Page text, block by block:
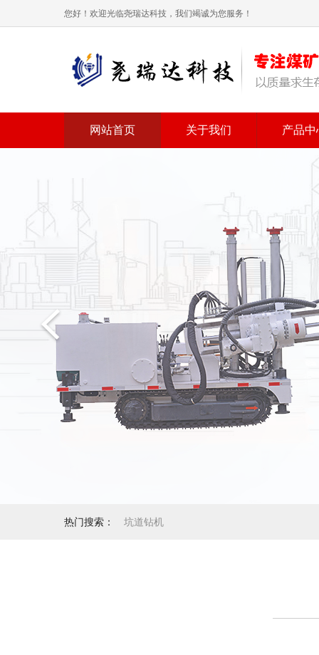
您好！欢迎光临尧瑞达科技，我们竭诚为您服务！
网站首页 关于我们 产品中
热门搜索： 坑道钻机